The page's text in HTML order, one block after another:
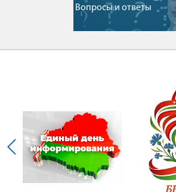
Вопросы и ответы